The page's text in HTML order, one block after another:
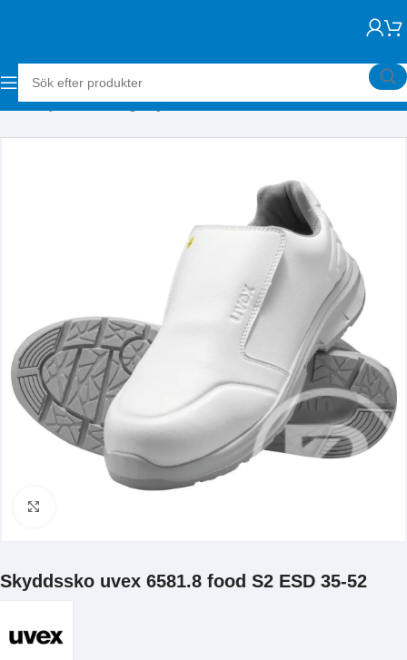
Hem Skyddsutrustning Skyddsskor
Skyddssko uvex 6581.8 food S2 ESD 35-52